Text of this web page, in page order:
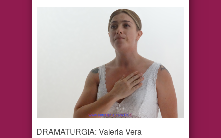
DRAMATURGIA: Valeria Vera